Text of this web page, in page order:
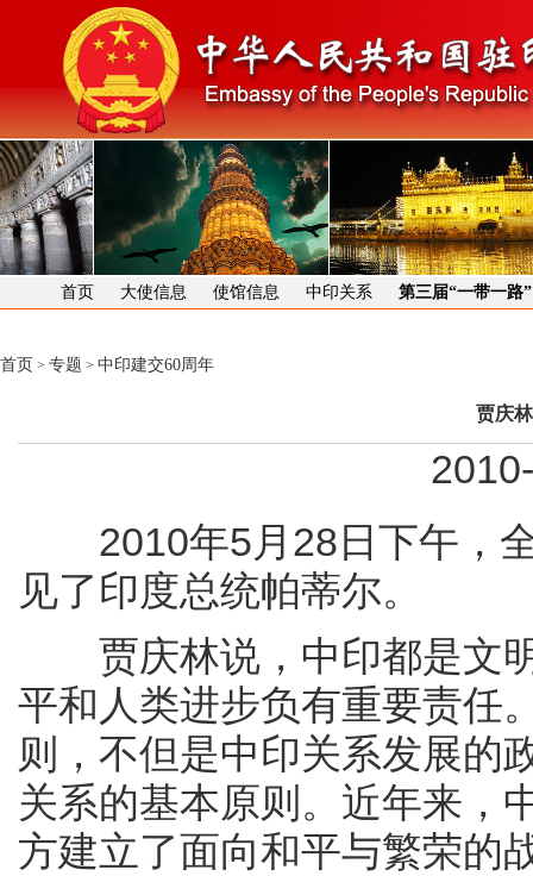
首页 大使信息 使馆信息 中印关系 第三届“一带一路
首页 > 专题 > 中印建交60周年
贾庆
2010年5月28日下午，全
见了印度总统帕蒂尔。
贾庆林说，中印都是文明
平和人类进步负有重要责任
则，不但是中印关系发展的
关系的基本原则。近年来，
方建立了面向和平与繁荣的